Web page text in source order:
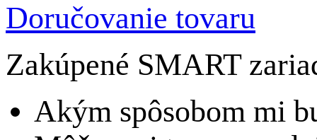
Doručovanie tovaru
Zakúpené SMART
Akým spôsobom mi